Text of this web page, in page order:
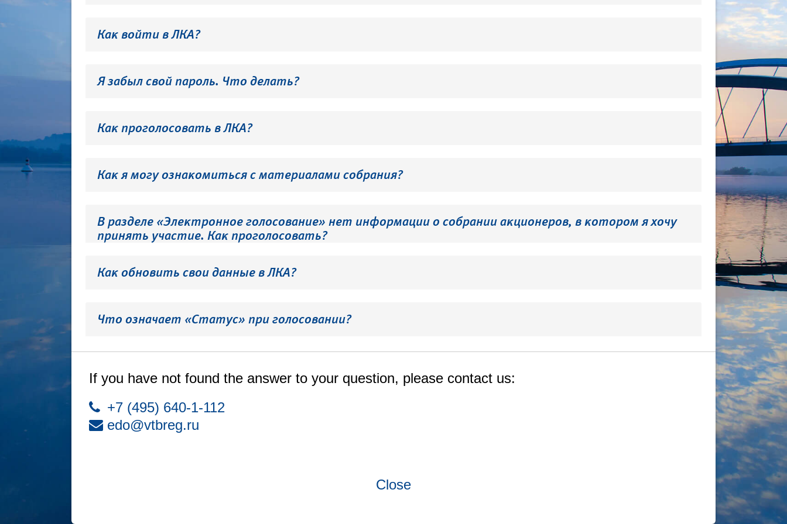
Как войти в ЛКА?
Я забыл свой пароль. Что делать?
Как проголосовать в ЛКА?
Как я могу ознакомиться с материалами собрания?
В разделе «Электронное голосование» нет информации о собрании акционеров, в котором я хочу
принять участие. Как проголосовать?
Как обновить свои данные в ЛКА?
Что означает «Статус» при голосовании?
If you have not found the answer to your question, please contact us:
+7 (495) 640-1-112
edo@vtbreg.ru
Close